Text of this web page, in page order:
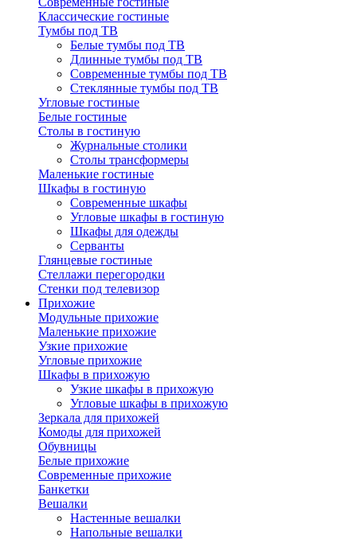
Классические гостиные
Тумбы под ТВ
Белые тумбы под ТВ
Длинные тумбы под ТВ
Современные тумбы под ТВ
Стеклянные тумбы под ТВ
Угловые гостиные
Белые гостиные
Столы в гостиную
Журнальные столики
Столы трансформеры
Маленькие гостиные
Шкафы в гостиную
Современные шкафы
Угловые шкафы в гостиную
Шкафы для одежды
Серванты
Глянцевые гостиные
Стеллажи перегородки
Стенки под телевизор
Прихожие
Модульные прихожие
Маленькие прихожие
Узкие прихожие
Угловые прихожие
Шкафы в прихожую
Узкие шкафы в прихожую
Угловые шкафы в прихожую
Зеркала для прихожей
Комоды для прихожей
Обувницы
Белые прихожие
Современные прихожие
Банкетки
Вешалки
Настенные вешалки
Напольные вешалки